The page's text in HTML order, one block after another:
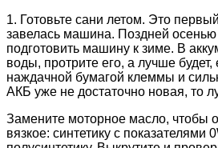
1. Готовьте сани летом. Это
завелась машина. Поздней
подготовить машину к зиме. В
воды, протрите его, а лучше
наждачной бумагой клеммы и
АКБ уже не достаточно новая, то
Замените моторное масло, чтобы
вязкое: синтетику с показателями